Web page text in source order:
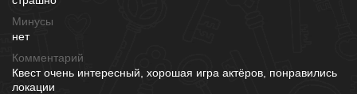
Минусы
нет
Комментарий
Квест очень интересный, хорошая игра актёров, понравились
локации